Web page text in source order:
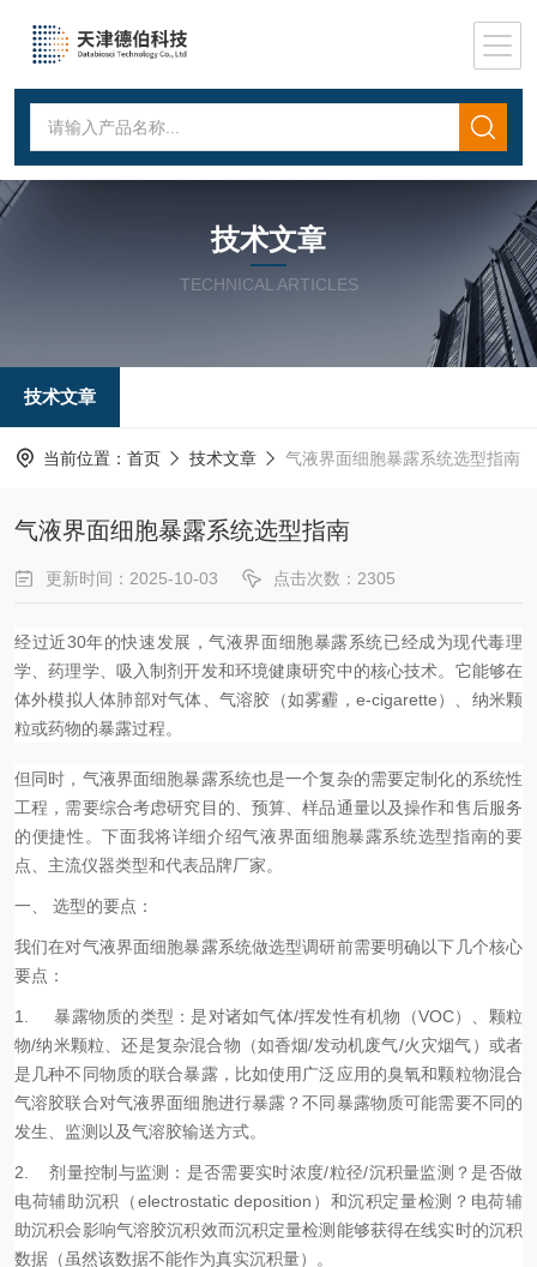
技术文章
TECHNICAL ARTICLES
技术文章
当前位置： 首页 技术文章 气液界面细胞暴露系统选型指南
气液界面细胞暴露系统选型指南
更新时间：2025-10-03 点击次数：2305
经过近30年的快速发展，气液界面细胞暴露系统已经成为现代毒理
学、药理学、吸入制剂开发和环境健康研究中的核心技术。它能够在
体外模拟人体肺部对气体、气溶胶（如雾霾，e-cigarette）、纳米颗
粒或药物的暴露过程。
但同时，气液界面细胞暴露系统也是一个复杂的需要定制化的系统性
工程，需要综合考虑研究目的、预算、样品通量以及操作和售后服务
的便捷性。下面我将详细介绍气液界面细胞暴露系统选型指南的要
点、主流仪器类型和代表品牌厂家。
一、 选型的要点：
我们在对气液界面细胞暴露系统做选型调研前需要明确以下几个核心
要点：
1. 暴露物质的类型：是对诸如气体/挥发性有机物（VOC）、颗粒
物/纳米颗粒、还是复杂混合物（如香烟/发动机废气/火灾烟气）或者
是几种不同物质的联合暴露，比如使用广泛应用的臭氧和颗粒物混合
气溶胶联合对气液界面细胞进行暴露？不同暴露物质可能需要不同的
发生、监测以及气溶胶输送方式。
2. 剂量控制与监测：是否需要实时浓度/粒径/沉积量监测？是否做
电荷辅助沉积（electrostatic deposition）和沉积定量检测？电荷辅
助沉积会影响气溶胶沉积效而沉积定量检测能够获得在线实时的沉积
数据（虽然该数据不能作为真实沉积量）。